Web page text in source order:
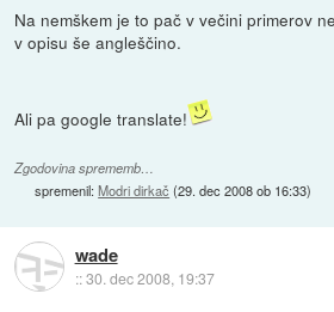
Na nemškem je to pač v večini primerov
v opisu še angleščino.
Ali pa google translate!
Zgodovina sprememb…
spremenil:Modri dirkač (29. dec 2008 ob 16:33)
wade
::30. dec 2008, 19:37